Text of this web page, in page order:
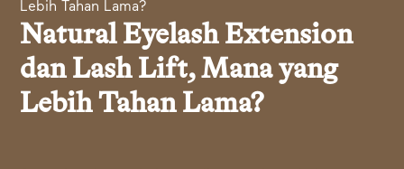
Natural Eyelash Extension
dan Lash Lift, Mana yang
Lebih Tahan Lama?